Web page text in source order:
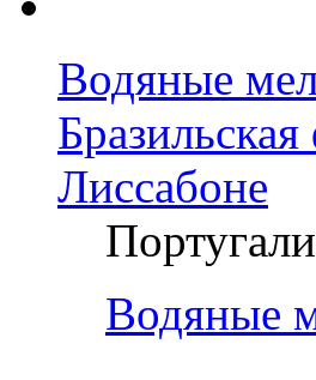
Водяные
Лиссабоне
Водяные